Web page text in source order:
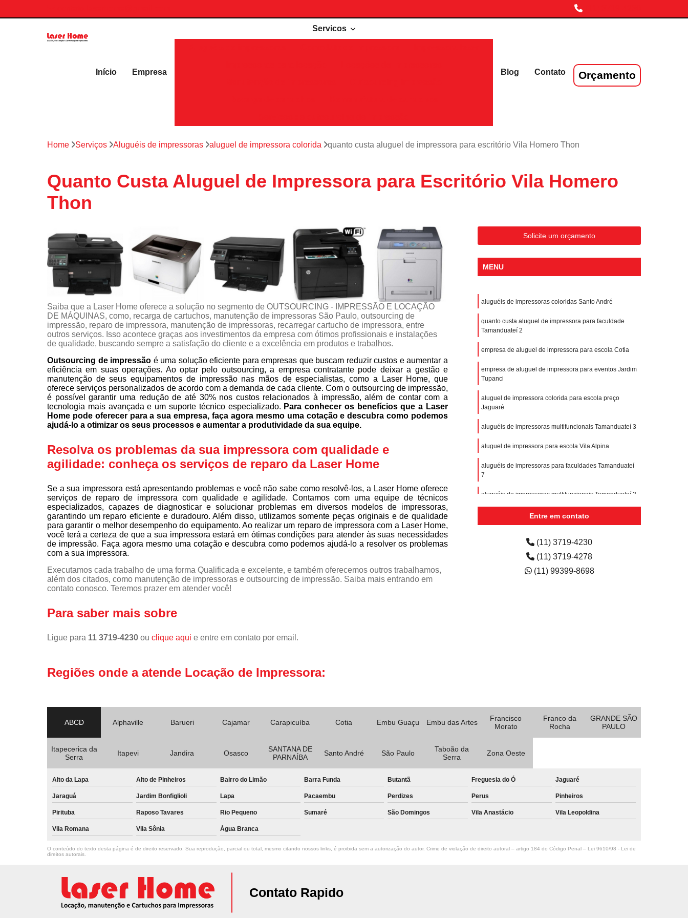
Início Empresa
Servicos
Blog Contato Orçamento
Home Serviços Aluguéis de impressoras aluguel de impressora colorida quanto custa aluguel de impressora para escritório Vila Homero Thon
Quanto Custa Aluguel de Impressora para Escritório Vila Homero
Thon
Saiba que a Laser Home oferece a solução no segmento de OUTSOURCING - IMPRESSÃO E LOCAÇÃO
DE MÁQUINAS, como, recarga de cartuchos, manutenção de impressoras São Paulo, outsourcing de
impressão, reparo de impressora, manutenção de impressoras, recarregar cartucho de impressora, entre
outros serviços. Isso acontece graças aos investimentos da empresa com ótimos profissionais e instalações
de qualidade, buscando sempre a satisfação do cliente e a excelência em produtos e trabalhos.
Outsourcing de impressão é uma solução eficiente para empresas que buscam reduzir custos e aumentar a
eficiência em suas operações. Ao optar pelo outsourcing, a empresa contratante pode deixar a gestão e
manutenção de seus equipamentos de impressão nas mãos de especialistas, como a Laser Home, que
oferece serviços personalizados de acordo com a demanda de cada cliente. Com o outsourcing de impressão,
é possível garantir uma redução de até 30% nos custos relacionados à impressão, além de contar com a
tecnologia mais avançada e um suporte técnico especializado. Para conhecer os benefícios que a Laser
Home pode oferecer para a sua empresa, faça agora mesmo uma cotação e descubra como podemos
ajudá-lo a otimizar os seus processos e aumentar a produtividade da sua equipe.
Resolva os problemas da sua impressora com qualidade e
agilidade: conheça os serviços de reparo da Laser Home
Se a sua impressora está apresentando problemas e você não sabe como resolvê-los, a Laser Home oferece
serviços de reparo de impressora com qualidade e agilidade. Contamos com uma equipe de técnicos
especializados, capazes de diagnosticar e solucionar problemas em diversos modelos de impressoras,
garantindo um reparo eficiente e duradouro. Além disso, utilizamos somente peças originais e de qualidade
para garantir o melhor desempenho do equipamento. Ao realizar um reparo de impressora com a Laser Home,
você terá a certeza de que a sua impressora estará em ótimas condições para atender às suas necessidades
de impressão. Faça agora mesmo uma cotação e descubra como podemos ajudá-lo a resolver os problemas
com a sua impressora.
Executamos cada trabalho de uma forma Qualificada e excelente, e também oferecemos outros trabalhamos,
além dos citados, como manutenção de impressoras e outsourcing de impressão. Saiba mais entrando em
contato conosco. Teremos prazer em atender você!
Para saber mais sobre
Ligue para 11 3719-4230 ou clique aqui e entre em contato por email.
Solicite um orçamento
MENU
aluguéis de impressoras coloridas Santo André
quanto custa aluguel de impressora para faculdade
Tamanduateí 2
empresa de aluguel de impressora para escola Cotia
empresa de aluguel de impressora para eventos Jardim
Tupanci
aluguel de impressora colorida para escola preço
Jaguaré
aluguéis de impressoras multifuncionais Tamanduateí 3
aluguel de impressora para escola Vila Alpina
aluguéis de impressoras para faculdades Tamanduateí
7
aluguéis de impressoras multifuncionais Tamanduateí 3
aluguel de impressora colorida para escritório preço
Entre em contato
(11) 3719-4230
(11) 3719-4278
(11) 99399-8698
Regiões onde a atende Locação de Impressora:
ABCD Alphaville Barueri Cajamar Carapicuíba Cotia Embu Guaçu Embu das Artes
Francisco
Morato
Franco da
Rocha
GRANDE SÃO
PAULO
Itapecerica da
Serra
Itapevi Jandira Osasco
SANTANA DE
PARNAÍBA
Santo André São Paulo
Taboão da
Serra
Zona Oeste
Alto da Lapa Alto de Pinheiros Bairro do Limão Barra Funda Butantã Freguesia do Ó Jaguaré
Jaraguá Jardim Bonfiglioli Lapa Pacaembu Perdizes Perus Pinheiros
Pirituba Raposo Tavares Rio Pequeno Sumaré São Domingos Vila Anastácio Vila Leopoldina
Vila Romana Vila Sônia Água Branca
O conteúdo do texto desta página é de direito reservado. Sua reprodução, parcial ou total, mesmo citando nossos links, é proibida sem a autorização do autor. Crime de violação de direito autoral – artigo 184 do Código Penal – Lei 9610/98 - Lei de
direitos autorais
Contato Rapido